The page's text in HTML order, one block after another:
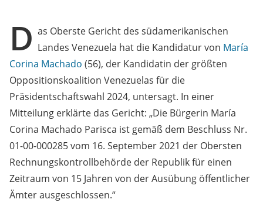
D as Oberste Gericht des südamerikanischen
Landes Venezuela hat die Kandidatur von María
Corina Machado (56), der Kandidatin der größten
Oppositionskoalition Venezuelas für die
Präsidentschaftswahl 2024, untersagt. In einer
Mitteilung erklärte das Gericht: „Die Bürgerin María
Corina Machado Parisca ist gemäß dem Beschluss Nr.
01-00-000285 vom 16. September 2021 der Obersten
Rechnungskontrollbehörde der Republik für einen
Zeitraum von 15 Jahren von der Ausübung öffentlicher
Ämter ausgeschlossen.“